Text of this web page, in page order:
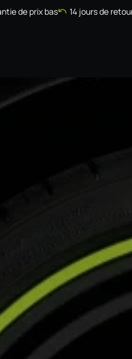
de prix bas 14 jours de